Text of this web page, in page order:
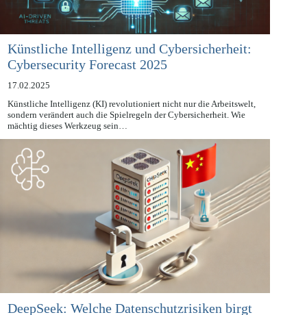
Künstliche Intelligenz und Cybersicherheit:
Cybersecurity Forecast 2025
17.02.2025
Künstliche Intelligenz (KI) revolutioniert nicht nur die Arbeitswelt,
sondern verändert auch die Spielregeln der Cybersicherheit. Wie
mächtig dieses Werkzeug sein…